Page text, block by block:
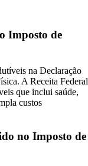
Imposto de
na Declaração
A Receita Federal
que inclui saúde,
custos
no Imposto de